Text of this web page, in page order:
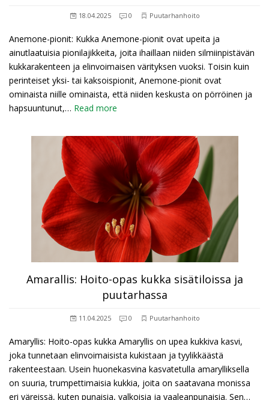
18.04.2025 0 Puutarhanhoito
Anemone-pionit: Kukka Anemone-pionit ovat upeita ja
ainutlaatuisia pionilajikkeita, joita ihaillaan niiden silmiinpistävän
kukkarakenteen ja elinvoimaisen värityksen vuoksi. Toisin kuin
perinteiset yksi- tai kaksoispionit, Anemone-pionit ovat
ominaista niille ominaista, että niiden keskusta on pörröinen ja
hapsuuntunut,… Read more
Amarallis: Hoito-opas kukka sisätiloissa ja
puutarhassa
11.04.2025 0 Puutarhanhoito
Amaryllis: Hoito-opas kukka Amaryllis on upea kukkiva kasvi,
joka tunnetaan elinvoimaisista kukistaan ja tyylikkäästä
rakenteestaan. Usein huonekasvina kasvatetulla amarylliksella
on suuria, trumpettimaisia kukkia, joita on saatavana monissa
eri väreissä, kuten punaisia, valkoisia ja vaaleanpunaisia. Sen…